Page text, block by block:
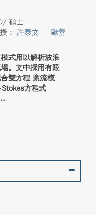
碩士
： 許泰文
歐善
式用以解析波浪
。文中採用有限
雙方程 紊流模
方程式